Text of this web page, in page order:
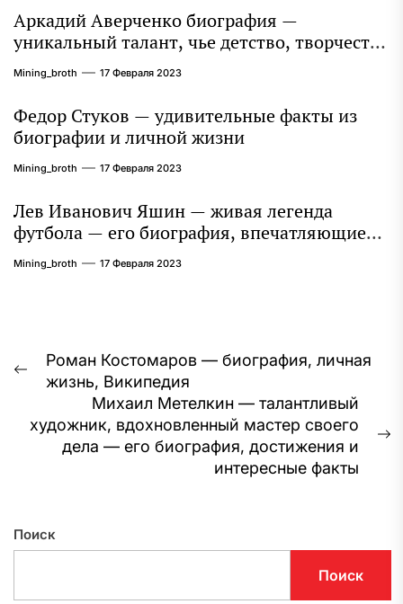
Аркадий Аверченко биография —
уникальный талант, чье детство, творчество
и литературное наследие продолжают
восхищать миллионы
Mining_broth 17 Февраля 2023
Федор Стуков — удивительные факты из
биографии и личной жизни
Mining_broth 17 Февраля 2023
Лев Иванович Яшин — живая легенда
футбола — его биография, впечатляющие
достижения и интересная личная жизнь
Mining_broth 17 Февраля 2023
Навигация
записям
Предыдущая
Роман Костомаров — биография, личная
жизнь, Википедия
Михаил Метелкин — талантливый
художник, вдохновленный мастер своего
дела — его биография, достижения и
интересные факты
Поиск
Поиск